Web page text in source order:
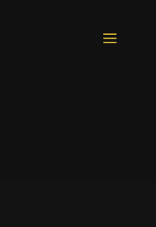
Menu